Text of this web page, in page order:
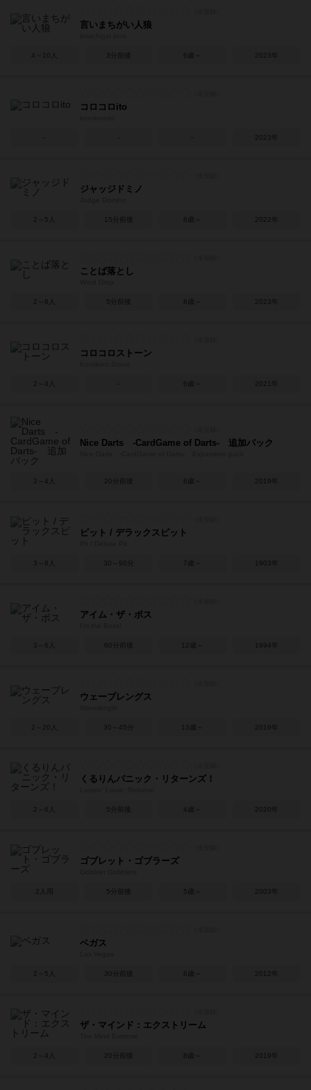
言いまちがい人狼
4～10人 3分前後 6歳～ 2023年
コロコロito
2023年
ジャッジドミノ
2～5人 15分前後 8歳～ 2022年
ことば落とし
2～8人 5分前後 8歳～ 2023年
コロコロストーン
2～4人 6歳～ 2021年
Nice Darts -CardGame of Darts- 追加パック
2～4人 20分前後 8歳～ 2019年
ピット / デラックスピット
3～8人 30～90分 7歳～ 1903年
アイム・ザ・ボス
3～6人 60分前後 12歳～ 1994年
ウェーブレングス
2～20人 30～45分 13歳～ 2019年
くるりんパニック・リターンズ！
2～6人 5分前後 4歳～ 2020年
ゴブレット・ゴブラーズ
2人用 5分前後 5歳～ 2003年
ベガス
2～5人 30分前後 8歳～ 2012年
ザ・マインド：エクストリーム
2～4人 20分前後 8歳～ 2019年